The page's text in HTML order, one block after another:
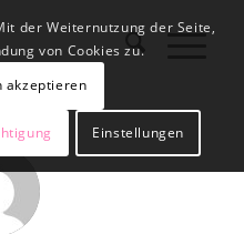
der Weiternutzung der Seite,
von Cookies zu.
akzeptieren
Einstellungen